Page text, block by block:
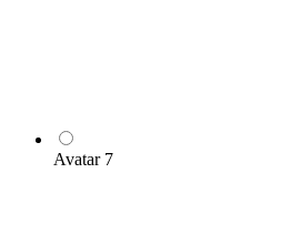
Avatar 7